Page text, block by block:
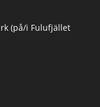
(på/i Fulufjället